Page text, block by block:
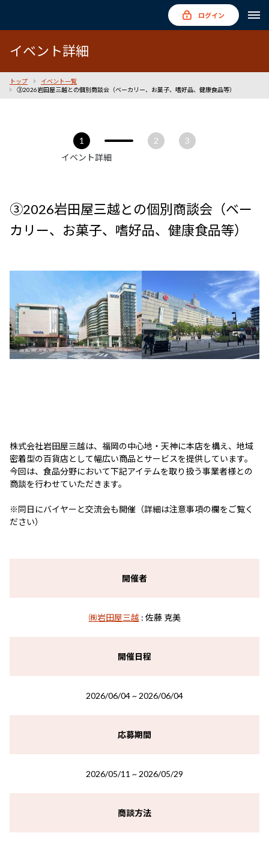
ログイン
イベント詳細
トップ
イベント一覧
③2026岩田屋三越との個別商談会（ベーカリー、お菓子、嗜好品、健康食品等）
1
イベント詳細
2 3
③2026岩田屋三越との個別商談会（ベー
カリー、お菓子、嗜好品、健康食品等）
株式会社岩田屋三越は、福岡の中心地・天神に本店を構え、地域
密着型の百貨店として幅広い商品とサービスを提供しています。
今回は、食品分野において下記アイテムを取り扱う事業者様との
商談を行わせていただきます。
※同日にバイヤーと交流会も開催（詳細は注意事項の欄をご覧く
ださい）
開催者
㈱岩田屋三越 : 佐藤 克美
開催日程
2026/06/04 ~ 2026/06/04
応募期間
2026/05/11 ~ 2026/05/29
商談方法